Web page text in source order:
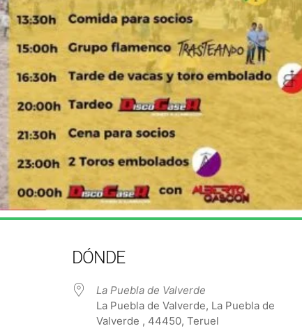
DÓNDE
La Puebla de Valverde
La Puebla de Valverde, La Puebla de
Valverde , 44450, Teruel